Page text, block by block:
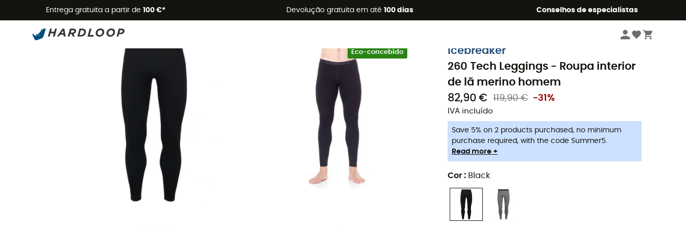
Entrega gratuita a partir de 100 €* Devolução gratuita em até 100 dias Conselhos de especialistas
Promoções de verão 🔥 -5% EXTRA a partir de 2 produtos* com o código Summer5
Eco-concebido
Roupa interior
icebreaker
260 Tech Leggings - Roupa interior
de lã merino homem
82,90 €
119,90 € -31%
IVA incluído
Save 5% on 2 products purchased, no minimum
purchase required, with the code Summer5.
Read more +
Cor : Black